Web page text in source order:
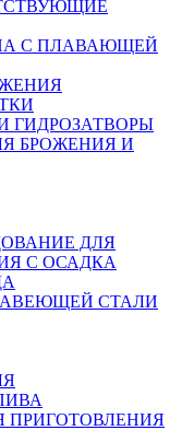
С ПЛАВАЮЩЕЙ
ГИДРОЗАТВОРЫ
БРОЖЕНИЯ И
ДЛЯ
С ОСАДКА
СТАЛИ
ПРИГОТОВЛЕНИЯ